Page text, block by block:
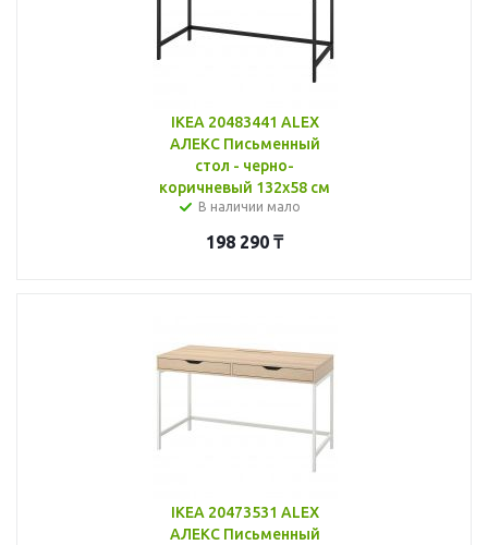
IKEA 20483441 ALEX
АЛЕКС Письменный
стол - черно-
коричневый 132x58 см
В наличии мало
198 290 ₸
IKEA 20473531 ALEX
АЛЕКС Письменный